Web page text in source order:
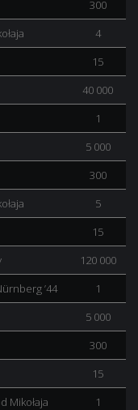
300
4
15
40 000
1
5 000
300
5
15
120 000
’44
1
5 000
300
15
Mikołaja 1